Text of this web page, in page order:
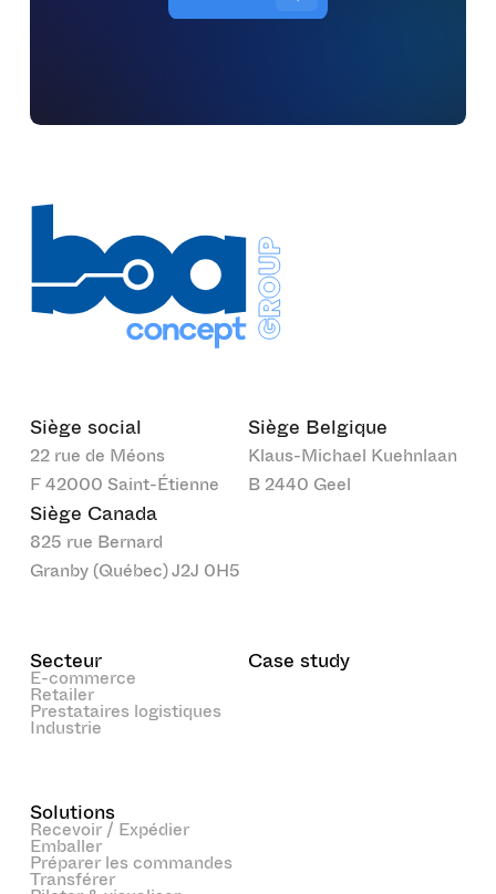
Siège social
22 rue de Méons
F 42000 Saint-Étienne
Siège Belgique
Klaus-Michael Kuehnlaan
B 2440 Geel
Siège Canada
825 rue Bernard
Granby (Québec) J2J 0H5
Secteur
E-commerce
Retailer
Prestataires logistiques
Industrie
Case study
Solutions
Recevoir / Expédier
Emballer
Préparer les commandes
Transférer